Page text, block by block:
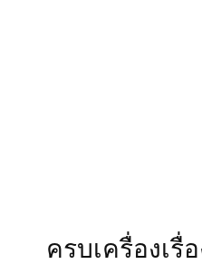
ครบเครื่องเรื่